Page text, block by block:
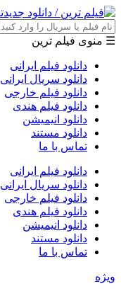
☰ منوی فیلم ترین
دانلود فیلم ایرانی
دانلود سریال ایرانی
دانلود فیلم خارجی
دانلود فیلم هندی
دانلود انیمیشن
دانلود مستند
تماس با ما
دانلود فیلم ایرانی
دانلود سریال ایرانی
دانلود فیلم خارجی
دانلود فیلم هندی
دانلود انیمیشن
دانلود مستند
تماس با ما
ویژه